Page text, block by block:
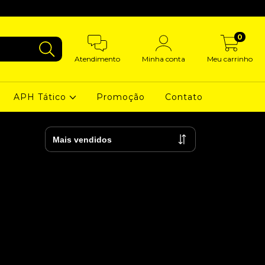
Atendimento Minha conta Meu carrinho
0
APH Tático Promoção Contato